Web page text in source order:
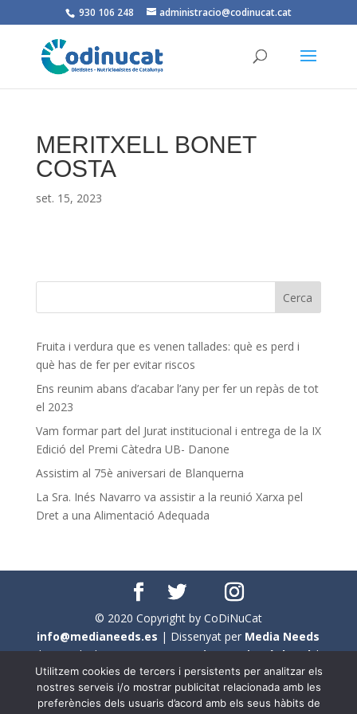
930 106 248 administracio@codinucat.cat
MERITXELL BONET
COSTA
set. 15, 2023
Fruita i verdura que es venen tallades: què es perd i
què has de fer per evitar riscos
Ens reunim abans d’acabar l’any per fer un repàs de tot
el 2023
Vam formar part del Jurat institucional i entrega de la IX
Edició del Premi Càtedra UB- Danone
Assistim al 75è aniversari de Blanquerna
La Sra. Inés Navarro va assistir a la reunió Xarxa pel
Dret a una Alimentació Adequada
© 2020 Copyright by CoDiNuCat
info@medianeeds.es | Dissenyat per Media Needs
| Tots els drets reservats aCoDiNuCat |Avís legal|
Avís per cookies
En aquest web s'ha tingut en compte l'ús no sexista del
Utilitzem cookies de tercers i persistents per analitzar els
nostres serveis i/o mostrar publicitat relacionada amb les
preferències dels usuaris d’acord amb els seus hàbits de